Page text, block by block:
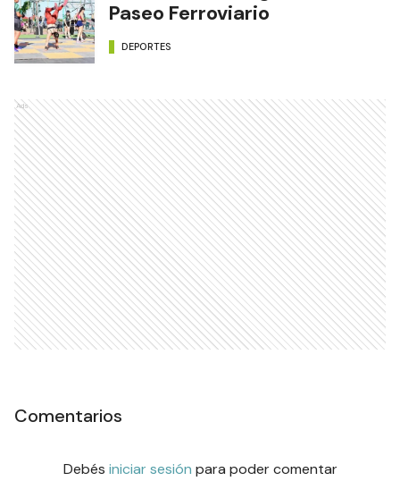
Paseo Ferroviario
DEPORTES
Ads
Comentarios
Debés iniciar sesión para poder comentar